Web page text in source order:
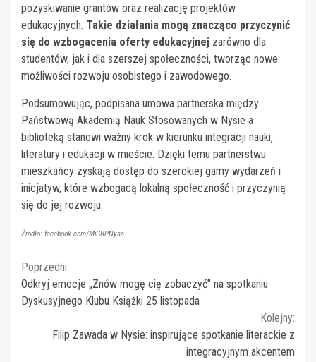
pozyskiwanie grantów oraz realizację projektów
edukacyjnych. Takie działania mogą znacząco przyczynić
się do wzbogacenia oferty edukacyjnej zarówno dla
studentów, jak i dla szerszej społeczności, tworząc nowe
możliwości rozwoju osobistego i zawodowego.
Podsumowując, podpisana umowa partnerska między
Państwową Akademią Nauk Stosowanych w Nysie a
biblioteką stanowi ważny krok w kierunku integracji nauki,
literatury i edukacji w mieście. Dzięki temu partnerstwu
mieszkańcy zyskają dostęp do szerokiej gamy wydarzeń i
inicjatyw, które wzbogacą lokalną społeczność i przyczynią
się do jej rozwoju.
Źródło: facebook.com/MiGBPNysa
Continue
Reading
Poprzedni:
Odkryj emocje „Znów mogę cię zobaczyć” na spotkaniu
Dyskusyjnego Klubu Książki 25 listopada
Kolejny:
Filip Zawada w Nysie: inspirujące spotkanie literackie z
integracyjnym akcentem